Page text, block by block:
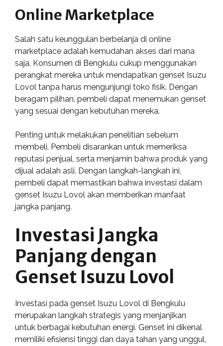
Online Marketplace
Salah satu keunggulan berbelanja di online
marketplace adalah kemudahan akses dari mana
saja. Konsumen di Bengkulu cukup menggunakan
perangkat mereka untuk mendapatkan genset Isuzu
Lovol tanpa harus mengunjungi toko fisik. Dengan
beragam pilihan, pembeli dapat menemukan genset
yang sesuai dengan kebutuhan mereka.
Penting untuk melakukan penelitian sebelum
membeli. Pembeli disarankan untuk memeriksa
reputasi penjual, serta menjamin bahwa produk yang
dijual adalah asli. Dengan langkah-langkah ini,
pembeli dapat memastikan bahwa investasi dalam
genset Isuzu Lovol akan memberikan manfaat
jangka panjang.
Investasi Jangka
Panjang dengan
Genset Isuzu Lovol
Investasi pada genset Isuzu Lovol di Bengkulu
merupakan langkah strategis yang menjanjikan
untuk berbagai kebutuhan energi. Genset ini dikenal
memiliki efisiensi tinggi dan daya tahan yang unggul,